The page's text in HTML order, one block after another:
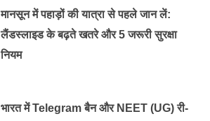
मानसून में पहाड़ों की यात्रा से पहले जान लें:
लैंडस्लाइड के बढ़ते खतरे और 5 जरूरी सुरक्षा
नियम
भारत में Telegram बैन और NEET (UG) री-